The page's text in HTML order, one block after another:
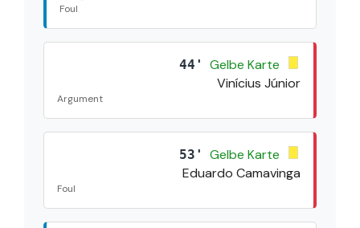
Foul
44'
Gelbe Karte
Vinícius Júnior
Argument
53'
Gelbe Karte
Eduardo Camavinga
Foul